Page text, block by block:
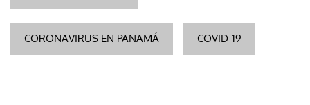
CORONAVIRUS EN PANAMÁ COVID-19